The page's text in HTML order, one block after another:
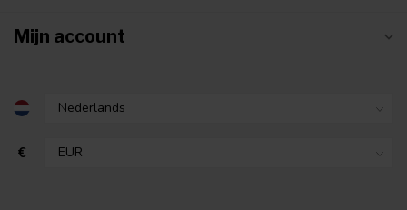
Mijn account
€